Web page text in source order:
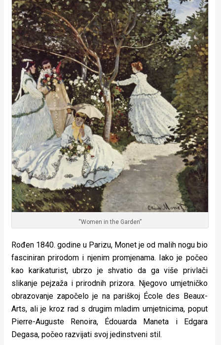
Ideje
koje
rade
Urban
Places
Aktivizam
Aktuelnosti
Promo
About
Urban
Magazin
“Women in the Garden”
Rođen 1840. godine u Parizu, Monet je od malih nogu bio
fasciniran prirodom i njenim promjenama. Iako je počeo
kao karikaturist, ubrzo je shvatio da ga više privlači
slikanje pejzaža i prirodnih prizora. Njegovo umjetničko
obrazovanje započelo je na pariškoj École des Beaux-
Arts, ali je kroz rad s drugim mladim umjetnicima, poput
Pierre-Auguste Renoira, Édouarda Maneta i Edgara
Degasa, počeo razvijati svoj jedinstveni stil.